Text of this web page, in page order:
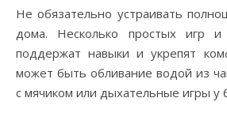
Не обязательно устраивать
дома. Несколько простых игр
поддержат навыки и укрепят
может быть обливание водой из
с мячиком или дыхательные игры у